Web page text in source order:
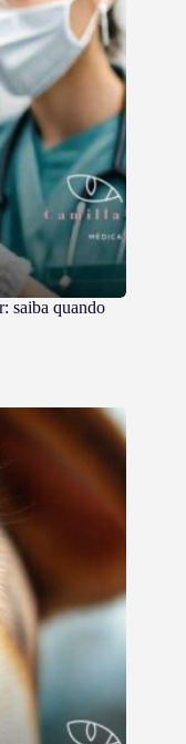
saiba quando